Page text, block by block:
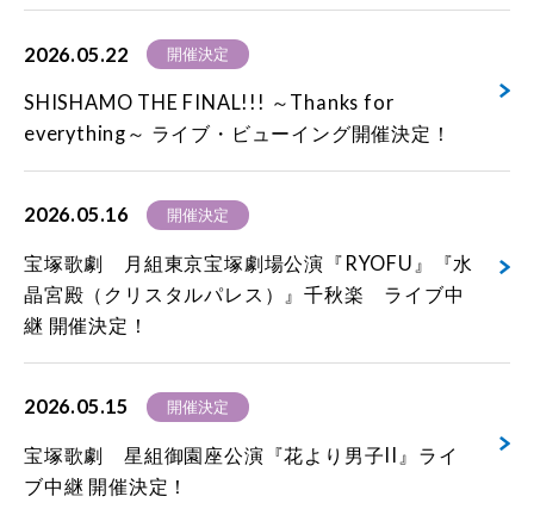
2026.05.22 開催決定
SHISHAMO THE FINAL!!! ～Thanks for
everything～ ライブ・ビューイング開催決定！
2026.05.16 開催決定
宝塚歌劇 月組東京宝塚劇場公演『RYOFU』『水
晶宮殿（クリスタルパレス）』千秋楽 ライブ中
継 開催決定！
2026.05.15 開催決定
宝塚歌劇 星組御園座公演『花より男子II』ライ
ブ中継 開催決定！